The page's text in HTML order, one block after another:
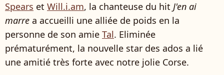
Spears et Will.i.am, la chanteuse du hit J'en ai
marre a accueilli une alliée de poids en la
personne de son amie Tal. Eliminée
prématurément, la nouvelle star des ados a lié
une amitié très forte avec notre jolie Corse.